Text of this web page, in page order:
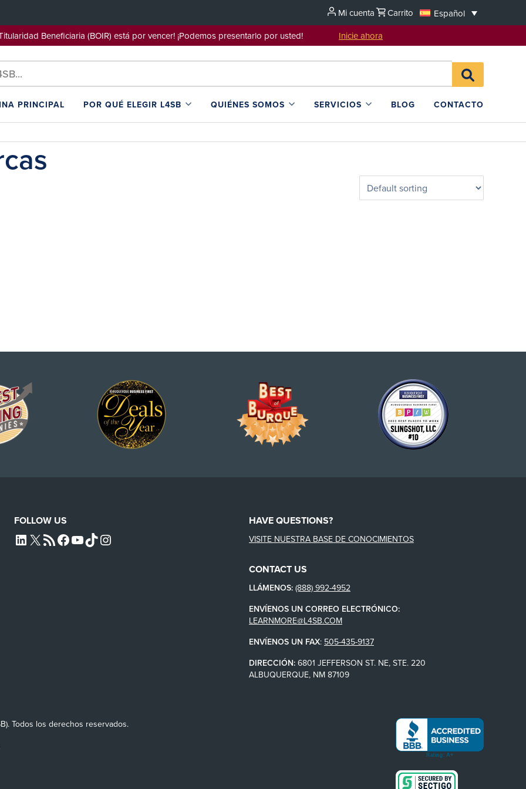
Mi cuenta Carrito
Español
Titularidad Beneficiaria (BOIR) está por vencer! ¡Podemos presentarlo por usted! Inicie ahora
Search
for:BUSCAR
EN
PRINCIPAL POR QUÉ ELEGIR L4SB QUIÉNES SOMOS SERVICIOS BLOG CONTACTO
FOLLOW US
L4SB LINKEDIN
X L4SB RSS FEEDL4SB FACEBOOK
L4SB YOUTUBE
TIKTOKINSTAGRAM
HAVE QUESTIONS?
VISITE NUESTRA BASE DE CONOCIMIENTOS
CONTACT US
LLÁMENOS: (888) 992-4952
ENVÍENOS UN CORREO ELECTRÓNICO:
LEARNMORE@L4SB.COM
ENVÍENOS UN FAX: 505-435-9137
DIRECCIÓN: 6801 JEFFERSON ST. NE, STE. 220
ALBUQUERQUE, NM 87109
Todos los derechos reservados.